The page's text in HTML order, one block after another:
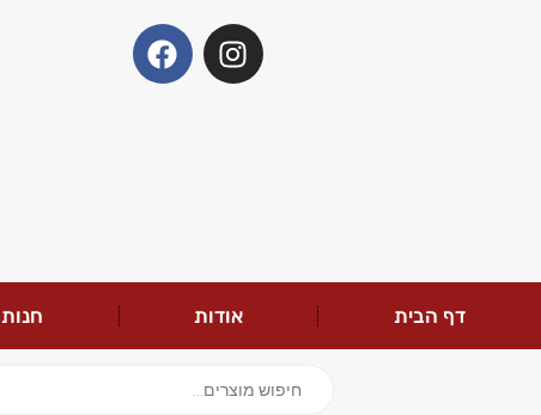
דף הבית אודות חנות